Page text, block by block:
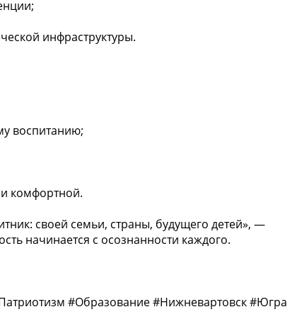
инфраструктуры.
воспитанию;
комфортной.
своей семьи, страны, будущего детей», —
начинается с осознанности каждого.
#Образование #Нижневартовск #Югра